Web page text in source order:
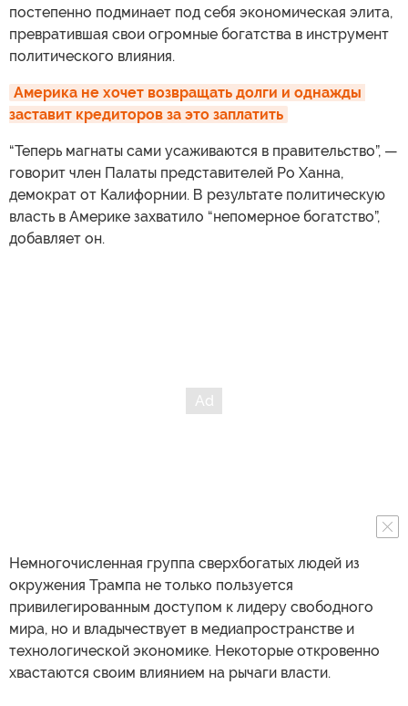
постепенно подминает под себя экономическая элита,
превратившая свои огромные богатства в инструмент
политического влияния.
Америка не хочет возвращать долги и однажды
заставит кредиторов за это заплатить
“Теперь магнаты сами усаживаются в правительство”, —
говорит член Палаты представителей Ро Ханна,
демократ от Калифорнии. В результате политическую
власть в Америке захватило “непомерное богатство”,
добавляет он.
Немногочисленная группа сверхбогатых людей из
окружения Трампа не только пользуется
привилегированным доступом к лидеру свободного
мира, но и владычествует в медиапространстве и
технологической экономике. Некоторые откровенно
хвастаются своим влиянием на рычаги власти.